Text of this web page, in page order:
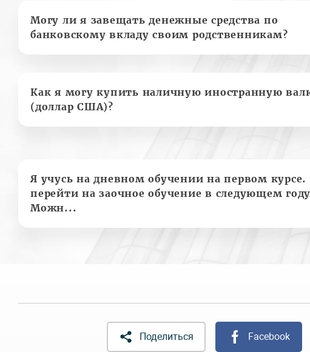
Могу ли я завещать денежные средства по
банковскому вкладу своим родственникам?
Как я могу купить наличную иностранную
(доллар США)?
Я учусь на дневном обучении на первом курсе.
перейти на заочное обучение в следующем
Можн...
Поделиться Facebook